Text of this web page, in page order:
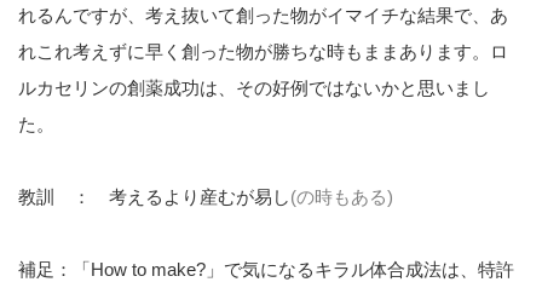
れるんですが、考え抜いて創った物がイマイチな結果で、あ
れこれ考えずに早く創った物が勝ちな時もままあります。ロ
ルカセリンの創薬成功は、その好例ではないかと思いまし
た。
教訓 ： 考えるより産むが易し(の時もある)
補足：「How to make?」で気になるキラル体合成法は、特許